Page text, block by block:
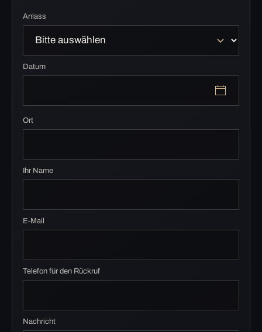
Anlass
Datum
Ort
Ihr Name
E-Mail
Telefon für den Rückruf
Nachricht